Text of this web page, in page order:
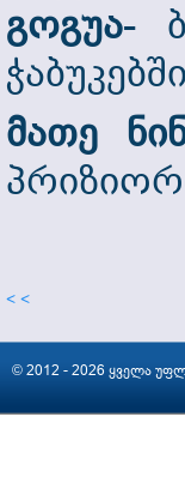
გოგუა-
მათე
< <
© 2012 - 2026 ყველა